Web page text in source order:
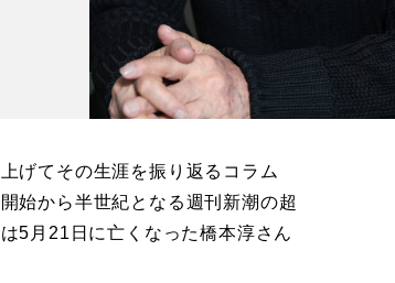
げてその生涯を振り返るコラム
開始から半世紀となる週刊新潮の超
5月21日に亡くなった橋本淳さん